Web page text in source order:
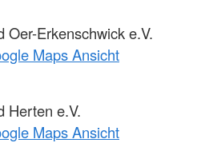
Oer-Erkenschwick e.V.
Maps Ansicht
Herten e.V.
Maps Ansicht